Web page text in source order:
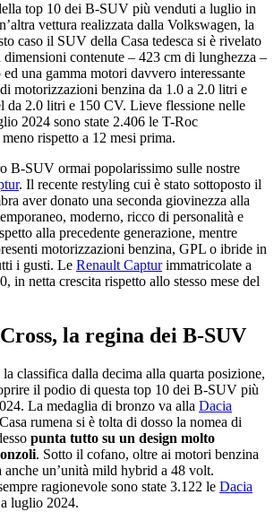
top 10 dei B-SUV più venduti a luglio in
vettura realizzata dalla Volkswagen, la
caso il SUV della Casa tedesca si è rivelato
dimensioni contenute – 423 cm di lunghezza –
una gamma motori davvero interessante
motorizzazioni benzina da 1.0 a 2.0 litri e
da 2.0 litri e 150 CV. Lieve flessione nelle
2024 sono state 2.406 le T-Roc
rispetto a 12 mesi prima.
B-SUV ormai popolarissimo sulle nostre
. Il recente restyling cui è stato sottoposto il
aver donato una seconda giovinezza alla
moderno, ricco di personalità e
alla precedente generazione, mentre
motorizzazioni benzina, GPL o ibride in
i gusti. Le Renault Capturimmatricolate a
in netta crescita rispetto allo stesso mese del
la regina dei B-SUV
classifica dalla decima alla quarta posizione,
il podio di questa top 10 dei B-SUV più
La medaglia di bronzo va alla Dacia
rumena si è tolta di dosso la nomea di
punta tutto su un design molto
. Sotto il cofano, oltre ai motori benzina
anche un’unità mild hybrid a 48 volt.
ragionevole sono state 3.122 le Dacia
luglio 2024.